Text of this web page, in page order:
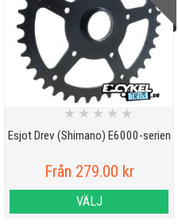
Esjot Drev (Shimano) E6000-serien
★ ★ ★ ★ ★
Från 279.00 kr
VÄLJ